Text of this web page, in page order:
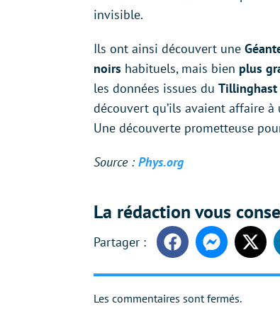
invisible.
Ils ont ainsi découvert une
noirs habituels, mais bien plus
les données issues du Tillinghast
découvert qu’ils avaient affaire à
Une découverte prometteuse
Source : Phys.org
La rédaction vous
FacebookMessenger
Les commentaires sont fermés.